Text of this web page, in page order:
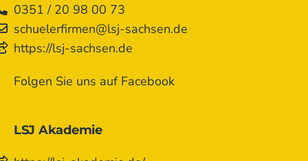
0351 / 20 98 00 73
schuelerfirmen@lsj-sachsen.de
https://lsj-sachsen.de
Folgen Sie uns auf Facebook
LSJ Akademie